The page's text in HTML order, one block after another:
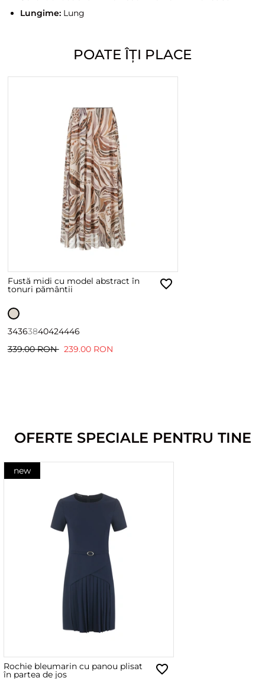
Lungime:Lung
POATE ÎȚI PLACE
Fustă midi cu model abstract în
tonuri pământii
34363840424446
339.00 RON 239.00 RON
OFERTE SPECIALE PENTRU TINE
new
Rochie bleumarin cu panou plisat
în partea de jos